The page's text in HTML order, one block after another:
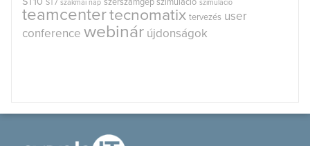
ST7 szakmai nap szimuláció
teamcentertecnomatix tervezés user
conference webinár újdonságok